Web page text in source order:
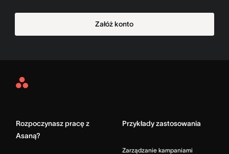
Załóż konto
Asana
Rozpoczynasz pracę z
Asaną?
Przykłady zastosowania
Zarządzanie kampaniami